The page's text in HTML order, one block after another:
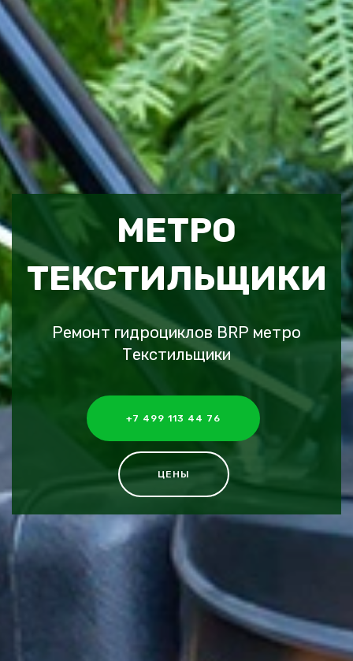
МЕТРО
ТЕКСТИЛЬЩИКИ
Ремонт гидроциклов BRP метро
Текстильщики
+7 499 113 44 76
ЦЕНЫ